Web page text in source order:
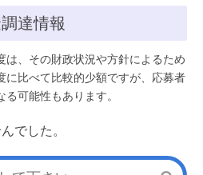
達情報
は、その財政状況や方針によるため
に比べて比較的少額ですが、応募者
可能性もあります。
でした。